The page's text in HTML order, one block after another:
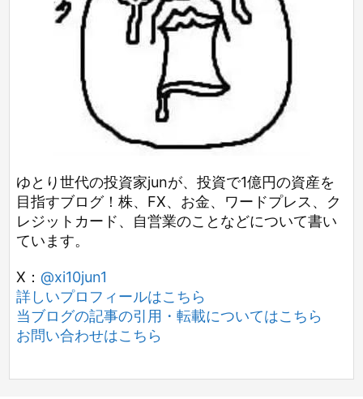
ゆとり世代の投資家junが、投資で1億円の資産を
目指すブログ！株、FX、お金、ワードプレス、ク
レジットカード、自営業のことなどについて書い
ています。
X： @xi10jun1
詳しいプロフィールはこちら
当ブログの記事の引用・転載についてはこちら
お問い合わせはこちら